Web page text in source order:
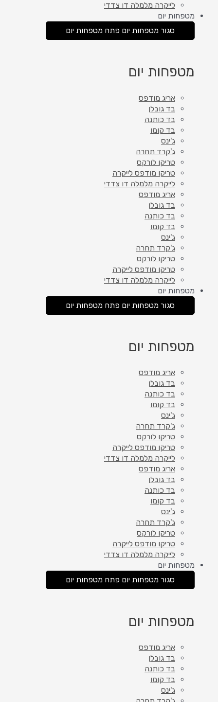
לייקרה מלמלה דו צדדי
מטפחות יום
סגור מטפחות יום פתח מטפחות יום
מטפחות יום
אריג מודפס
בד גובלן
בד כותנה
בד קומו
ג'ינס
ג'קרד תחרה
טריקו לורקס
טריקו מודפס לייקרה
לייקרה מלמלה דו צדדי
אריג מודפס
בד גובלן
בד כותנה
בד קומו
ג'ינס
ג'קרד תחרה
טריקו לורקס
טריקו מודפס לייקרה
לייקרה מלמלה דו צדדי
מטפחות יום
סגור מטפחות יום פתח מטפחות יום
מטפחות יום
אריג מודפס
בד גובלן
בד כותנה
בד קומו
ג'ינס
ג'קרד תחרה
טריקו לורקס
טריקו מודפס לייקרה
לייקרה מלמלה דו צדדי
אריג מודפס
בד גובלן
בד כותנה
בד קומו
ג'ינס
ג'קרד תחרה
טריקו לורקס
טריקו מודפס לייקרה
לייקרה מלמלה דו צדדי
מטפחות יום
סגור מטפחות יום פתח מטפחות יום
מטפחות יום
אריג מודפס
בד גובלן
בד כותנה
בד קומו
ג'ינס